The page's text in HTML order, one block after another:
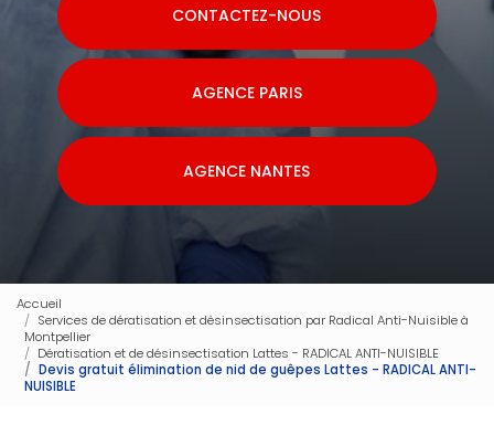
CONTACTEZ-NOUS
AGENCE PARIS
AGENCE NANTES
Accueil
Services de dératisation et désinsectisation par Radical Anti-Nuisible à
Montpellier
Dératisation et de désinsectisation Lattes - RADICAL ANTI-NUISIBLE
Devis gratuit élimination de nid de guêpes Lattes - RADICAL ANTI-
NUISIBLE